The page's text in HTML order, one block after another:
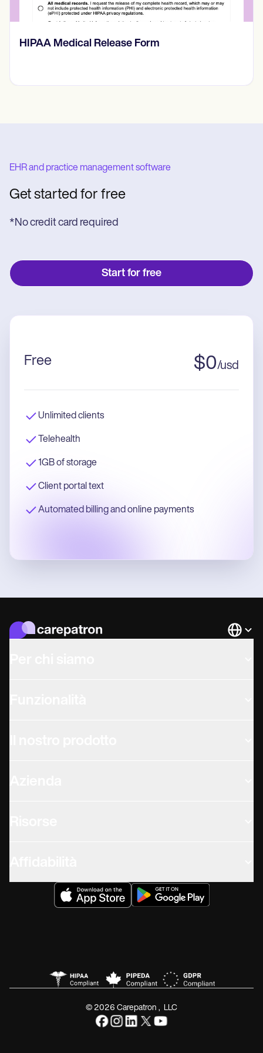
Prone Instability Test
EHR and practice management software
Get started for free
*No credit card required
Start for free
Free $0/usd
Unlimited clients
Telehealth
1GB of storage
Client portal text
Automated billing and online payments
© 2026 Carepatron, LLC